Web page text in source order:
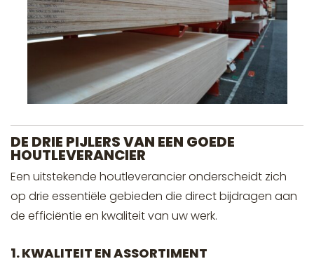
DE DRIE PIJLERS VAN EEN GOEDE
HOUTLEVERANCIER
Een uitstekende houtleverancier onderscheidt zich
op drie essentiële gebieden die direct bijdragen aan
de efficiëntie en kwaliteit van uw werk.
1. KWALITEIT EN ASSORTIMENT